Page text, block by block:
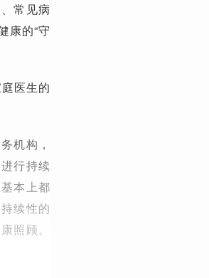
常见病
康的“守
医生的
机构，
行持续
本上都
续性的
照顾。